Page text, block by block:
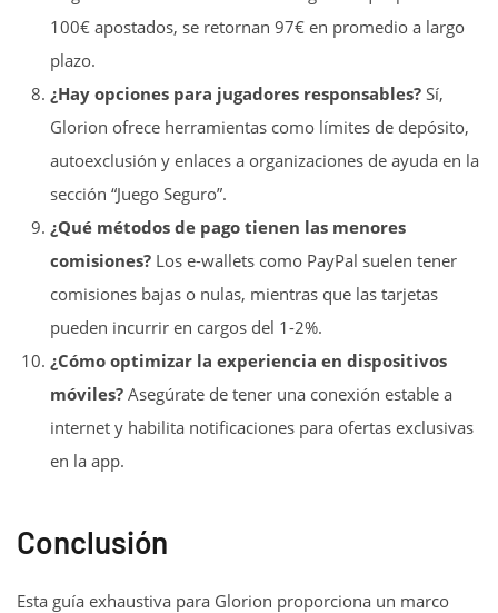
100€ apostados, se retornan 97€ en promedio a largo
plazo.
¿Hay opciones para jugadores responsables? Sí,
Glorion ofrece herramientas como límites de depósito,
autoexclusión y enlaces a organizaciones de ayuda en la
sección “Juego Seguro”.
¿Qué métodos de pago tienen las menores
comisiones? Los e-wallets como PayPal suelen tener
comisiones bajas o nulas, mientras que las tarjetas
pueden incurrir en cargos del 1-2%.
¿Cómo optimizar la experiencia en dispositivos
móviles? Asegúrate de tener una conexión estable a
internet y habilita notificaciones para ofertas exclusivas
en la app.
Conclusión
Esta guía exhaustiva para Glorion proporciona un marco